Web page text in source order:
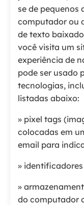
se de pequenos
computador ou
de texto
você visita um
experiência de
pode ser usado
tecnologias,
listadas abaixo:
» pixel tags
colocadas em
email para
»
»
do computador